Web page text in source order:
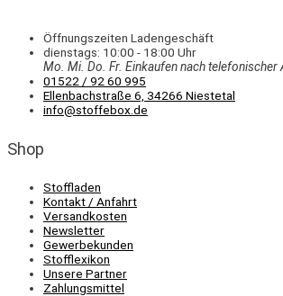
Öffnungszeiten Ladengeschäft
dienstags: 10:00 - 18:00 Uhr
Mo. Mi. Do. Fr. Einkaufennach telefonischer
01522 / 92 60 995
Ellenbachstraße 6, 34266 Niestetal
info@stoffebox.de
Shop
Stoffladen
Kontakt / Anfahrt
Versandkosten
Newsletter
Gewerbekunden
Stofflexikon
Unsere Partner
Zahlungsmittel